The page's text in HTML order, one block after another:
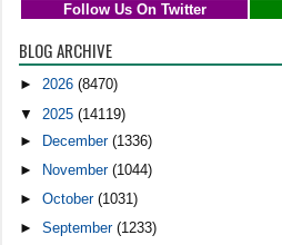
Follow Us On Twitter
BLOG ARCHIVE
►2026(8470)
▼ 2025(14119)
►
December(1336)
►
November(1044)
►October(1031)
►September(1233)